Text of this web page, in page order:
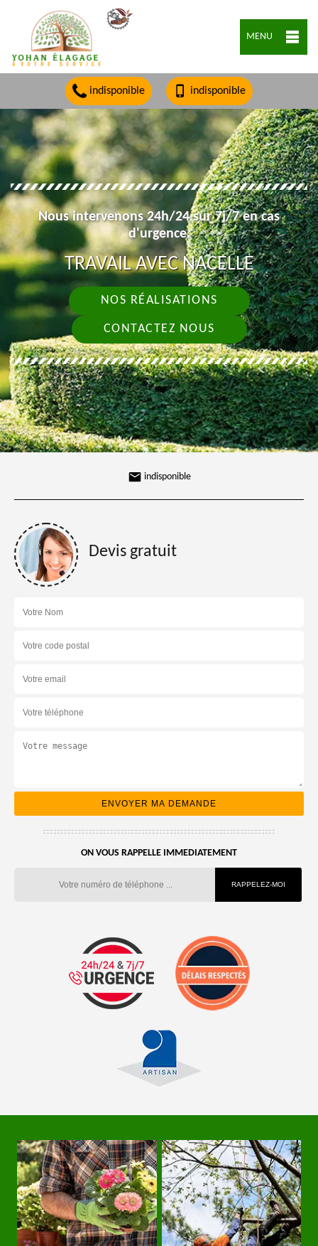
MENU
indisponible indisponible
Nous intervenons 24h/24 sur 7j/7 en cas
d'urgence.
TRAVAIL AVEC NACELLE
NOS RÉALISATIONS
CONTACTEZ NOUS
indisponible
Devis gratuit
ON VOUS RAPPELLE IMMEDIATEMENT